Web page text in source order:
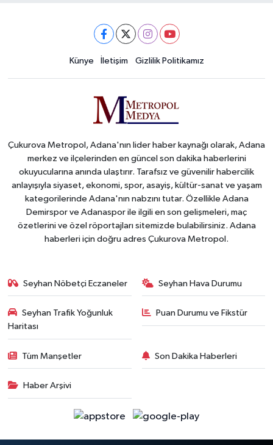
Künye İletişim Gizlilik Politikamız
Çukurova Metropol, Adana'nın lider haber kaynağı olarak, Adana
merkez ve ilçelerinden en güncel son dakika haberlerini
okuyucularına anında ulaştırır. Tarafsız ve güvenilir habercilik
anlayışıyla siyaset, ekonomi, spor, asayiş, kültür-sanat ve yaşam
kategorilerinde Adana'nın nabzını tutar. Özellikle Adana
Demirspor ve Adanaspor ile ilgili en son gelişmeleri, maç
özetlerini ve özel röportajları sitemizde bulabilirsiniz. Adana
haberleri için doğru adres Çukurova Metropol.
Seyhan Nöbetçi Eczaneler Seyhan Hava Durumu
Seyhan Trafik Yoğunluk
Haritası
Puan Durumu ve Fikstür
Tüm Manşetler Son Dakika Haberleri
Haber Arşivi